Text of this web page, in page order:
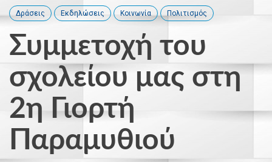
Δράσεις Εκδηλώσεις Κοινωνία Πολιτισμός
Συμμετοχή του
σχολείου μας στη
2η Γιορτή
Παραμυθιού